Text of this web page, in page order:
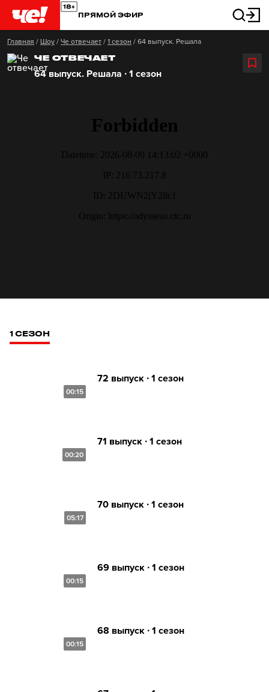
ПРЯМОЙ ЭФИР
Главная / Шоу / Че отвечает / 1 сезон / 64 выпуск. Решала
ЧЕ ОТВЕЧАЕТ
64 выпуск. Решала ∙ 1 сезон
1 СЕЗОН
00:15
72 выпуск ∙ 1 сезон
00:20
71 выпуск ∙ 1 сезон
05:17
70 выпуск ∙ 1 сезон
00:15
69 выпуск ∙ 1 сезон
00:15
68 выпуск ∙ 1 сезон